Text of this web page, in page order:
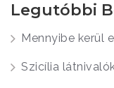
Legutóbbi
Mennyibe kerül
Szicília